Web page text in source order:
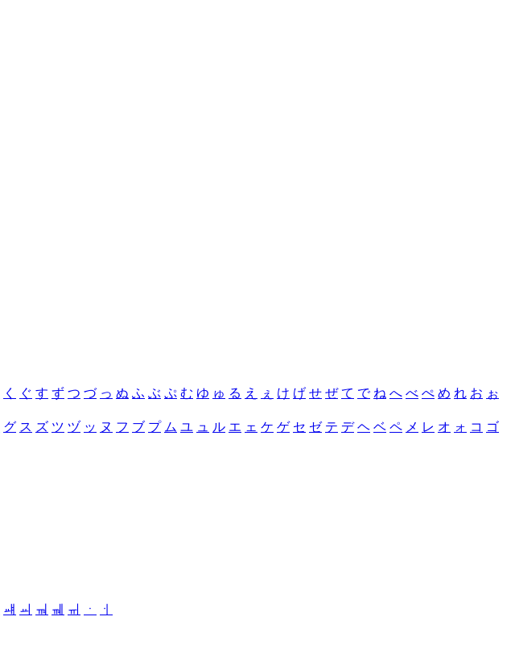
く ぐ す ず つ づ っ ぬ ふ ぶ ぷ む ゆ ゅ る え ぇ け げ せ ぜ て で ね へ べ ぺ め れ お ぉ
グ ス ズ ツ ヅ ッ ヌ フ ブ プ ム ユ ュ ル エ ェ ケ ゲ セ ゼ テ デ ヘ ベ ペ メ レ オ ォ コ ゴ
ㆈ ㆉ ㆊ ㆋ ㆌ ㆍ
ㆎ